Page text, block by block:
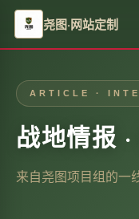
尧图·网站定制
ARTICLE ·
战地情报
来自尧图项目组的一